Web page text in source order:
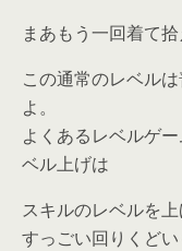
まあもう一回着て
この通常のレベル
よ。
よくあるレベルゲ
ベル上げは
スキルのレベルを
すっごい回りくど